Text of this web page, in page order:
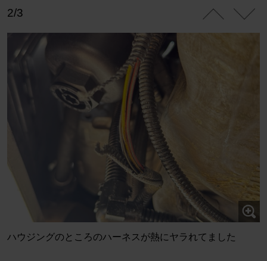
2/3
ハウジングのところのハーネスが熱にヤラれてました